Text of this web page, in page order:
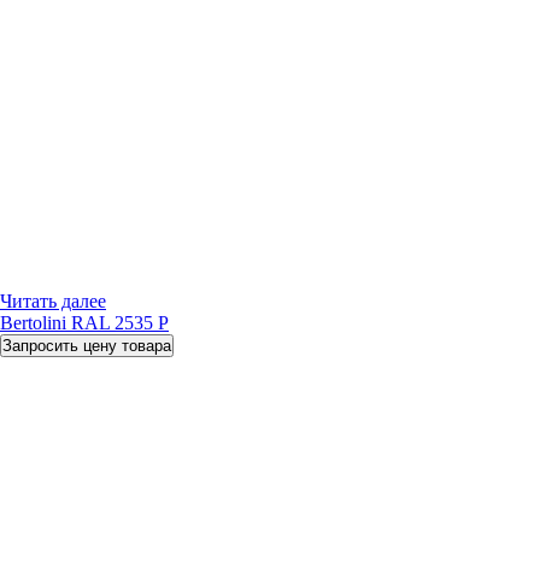
Читать далее
Bertolini RAL 2535 P
Запросить цену товара